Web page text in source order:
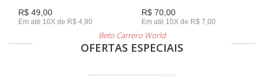
R$ 49,00
Em até 10X de R$ 4,90
R$ 70,00
Em até 10X de R$ 7,00
Beto Carrero World
OFERTAS ESPECIAIS